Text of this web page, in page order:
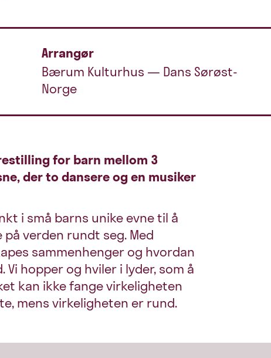
Arrangør
Bærum Kulturhus — Dans Sørøst-
Norge
for barn mellom 3
der to dansere og en musiker
i små barns unike evne til å
verden rundt seg. Med
sammenhenger og hvordan
hopper og hviler i lyder, som å
kan ikke fange virkeligheten
mens virkeligheten er rund.